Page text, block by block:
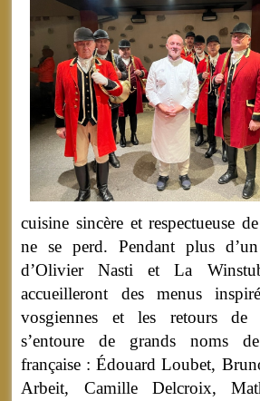
cuisine sincère et respectueuse
ne se perd. Pendant plus
d’Olivier Nasti et La
accueilleront des menus
vosgiennes et les retours de
s’entoure de grands noms
française : Édouard Loubet,
Arbeit, Camille Delcroix,